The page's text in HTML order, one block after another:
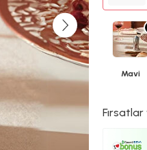
Mavi
Fırsatlar